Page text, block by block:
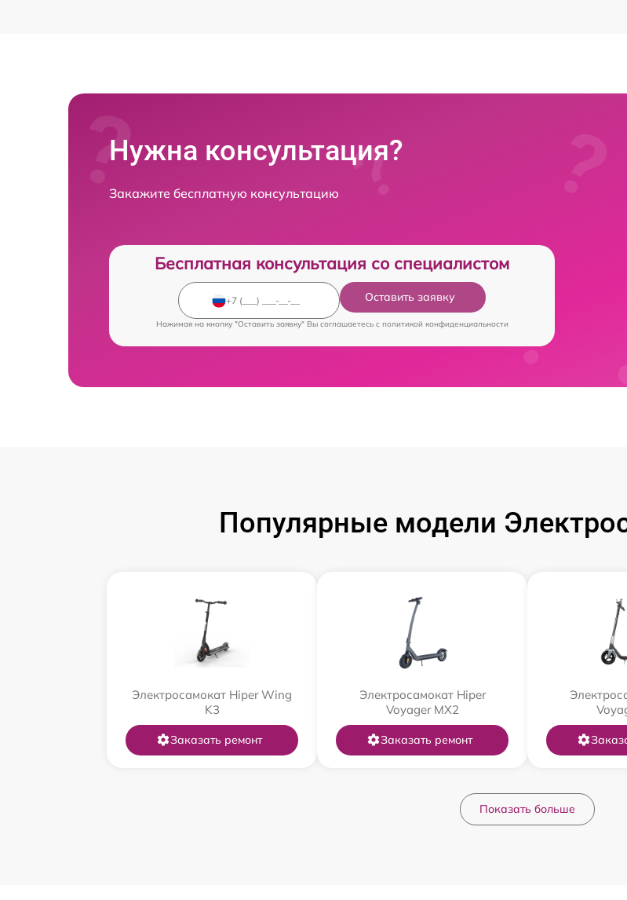
Нужна консультация?
Закажите бесплатную консультацию
Бесплатная консультация со специалистом
Оставить заявку
Нажимая на кнопку "Оставить заявку" Вы соглашаетесь c политикой конфиденциальности
Популярные модели
Электросамокат Hiper Wing
K3
Заказать ремонт
Электросамокат Hiper
Voyager MX2
Заказать ремонт
Показать больше